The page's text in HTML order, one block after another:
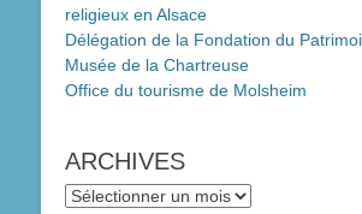
religieux en Alsace
Délégation de la Fondation du
Musée de la Chartreuse
Office du tourisme de Molsheim
ARCHIVES
ARCHIVES